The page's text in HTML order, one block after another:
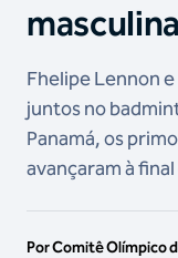
Fhelipe Lennon
juntos no
Panamá, os
avançaram à
Por Comitê Olímpico